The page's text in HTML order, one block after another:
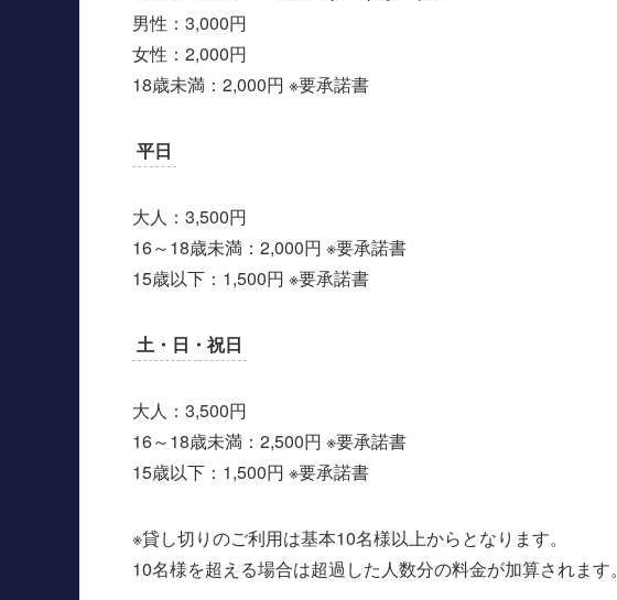
男性：3,000円
女性：2,000円
18歳未満：2,000円 ※要承諾書
平日
大人：3,500円
16～18歳未満：2,000円 ※要承諾書
15歳以下：1,500円 ※要承諾書
土・日・祝日
大人：3,500円
16～18歳未満：2,500円 ※要承諾書
15歳以下：1,500円 ※要承諾書
※貸し切りのご利用は基本10名様以上からとなります。
10名様を超える場合は超過した人数分の料金が加算されます。